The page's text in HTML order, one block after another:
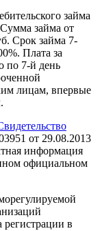
займа
займа от
Срок займа 7-
Плата за
по 7-й день
лицам, впервые
от 29.08.2013
информация
официальном
в